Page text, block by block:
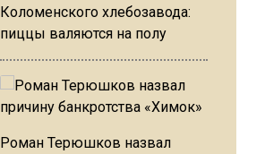
Коломенского хлебозавода:
пиццы валяются на полу
Роман Терюшков назвал